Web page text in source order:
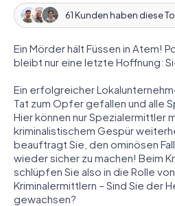
61 Kunden haben diese
Ein Mörder hält Füssen in Atem!
bleibt nur eine letzte Hoffnung:
Ein erfolgreicher
Tat zum Opfer gefallen und alle
Hier können nur Spezialermittler
kriminalistischem Gespür
beauftragt Sie, den ominösen
wieder sicher zu machen! Beim
schlüpfen Sie also in die Rolle
Kriminalermittlern – Sind Sie der
gewachsen?